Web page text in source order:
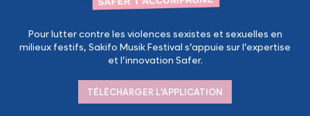
Pour lutter contre les violences sexistes et sexuelles en
milieux festifs, Sakifo Musik Festival s’appuie sur l’expertise
et l’innovation Safer.
TÉLÉCHARGER L'APPLICATION